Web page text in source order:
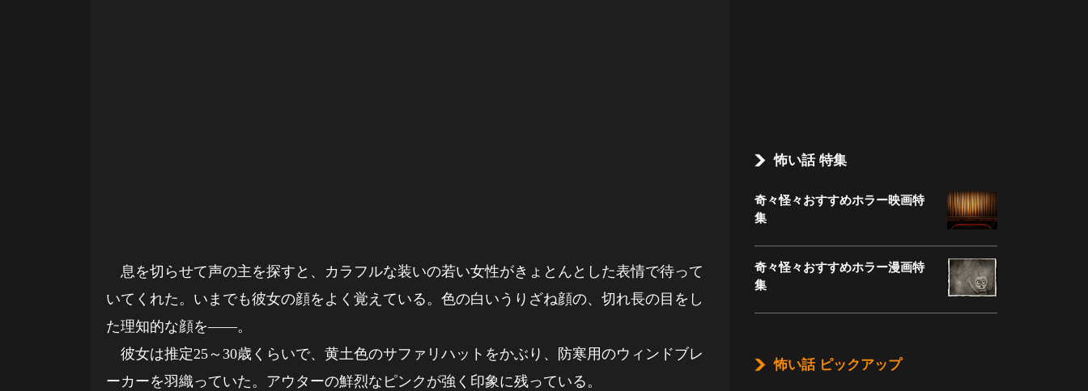
怖い話 特集
奇々怪々おすすめホラー映画特
集
奇々怪々おすすめホラー漫画特
集
怖い話 ピックアップ
息を切らせて声の主を探すと、カラフルな装いの若い女性がきょとんとした表情で待って
いてくれた。いまでも彼女の顔をよく覚えている。色の白いうりざね顔の、切れ長の目をし
た理知的な顔を――。
彼女は推定25～30歳くらいで、黄土色のサファリハットをかぶり、防寒用のウィンドブレ
ーカーを羽織っていた。アウターの鮮烈なピンクが強く印象に残っている。